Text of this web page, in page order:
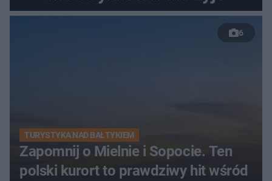
6
TURYSTYKA NAD BAŁTYKIEM
Zapomnij o Mielnie i Sopocie. Ten
polski kurort to prawdziwy hit wśród